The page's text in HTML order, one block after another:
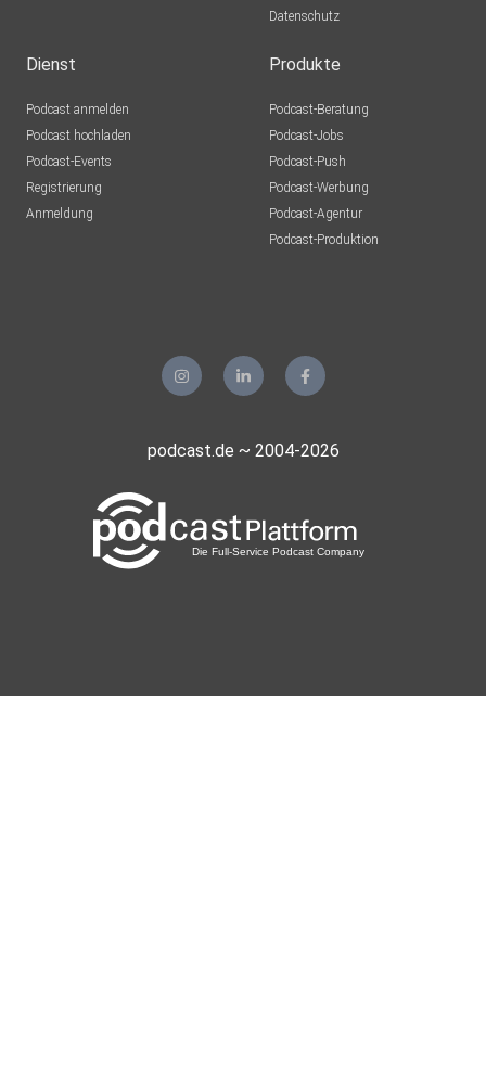
Datenschutz
Dienst
Podcast anmelden
Podcast hochladen
Podcast-Events
Registrierung
Anmeldung
Produkte
Podcast-Beratung
Podcast-Jobs
Podcast-Push
Podcast-Werbung
Podcast-Agentur
Podcast-Produktion
podcast.de ~ 2004-2026